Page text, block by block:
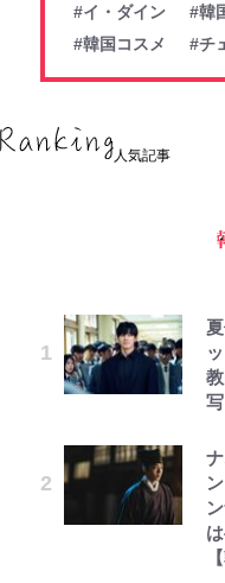
#イ・ダイン
#韓
#韓国コスメ
#チ
人気記事